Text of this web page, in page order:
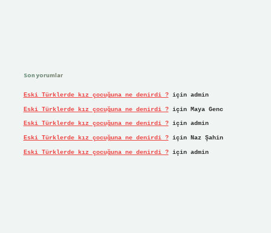
Son yorumlar
Eski Türklerde kız çocuğuna ne denirdi ?için admin
Eski Türklerde kız çocuğuna ne denirdi ?için Maya Genc
Eski Türklerde kız çocuğuna ne denirdi ?için admin
Eski Türklerde kız çocuğuna ne denirdi ?için Naz Şahin
Eski Türklerde kız çocuğuna ne denirdi ?için admin